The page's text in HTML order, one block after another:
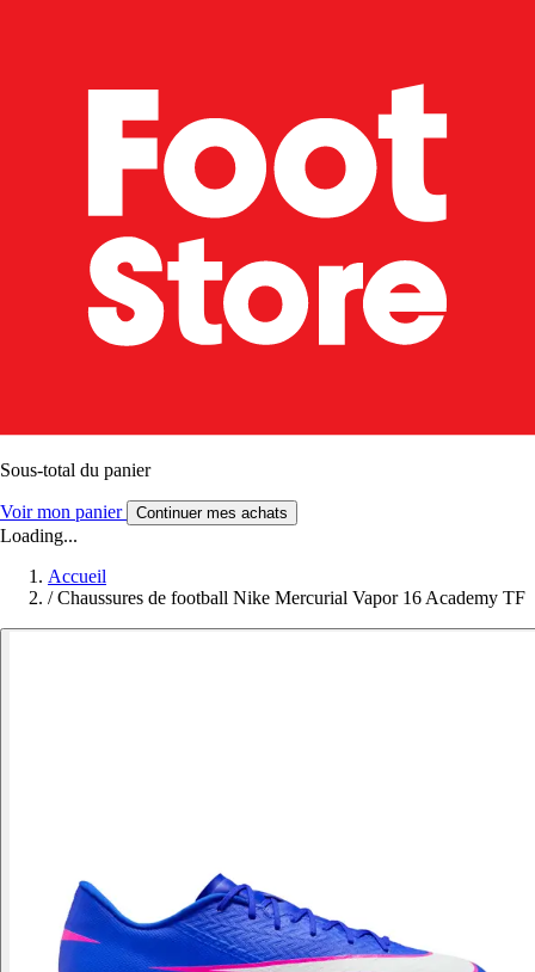
Sous-total du panier
Voir mon panier Continuer mes achats
Loading...
Accueil
/ Chaussures de football Nike Mercurial Vapor 16 Academy TF